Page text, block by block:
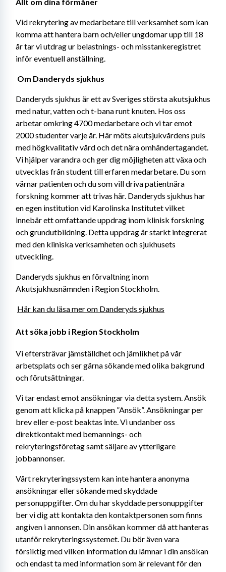
Vid rekrytering av medarbetare till verksamhet som kan
komma att hantera barn och/eller ungdomar upp till 18
år tar vi utdrag ur belastnings- och misstankeregistret
inför eventuell anställning.
Om Danderyds sjukhus
Danderyds sjukhus är ett av Sveriges största akutsjukhus
med natur, vatten och t-bana runt knuten. Hos oss
arbetar omkring 4700 medarbetare och vi tar emot
2000 studenter varje år. Här möts akutsjukvårdens puls
med högkvalitativ vård och det nära omhändertagandet.
Vi hjälper varandra och ger dig möjligheten att växa och
utvecklas från student till erfaren medarbetare. Du som
värnar patienten och du som vill driva patientnära
forskning kommer att trivas här. Danderyds sjukhus har
en egen institution vid Karolinska Institutet vilket
innebär ett omfattande uppdrag inom klinisk forskning
och grundutbildning. Detta uppdrag är starkt integrerat
med den kliniska verksamheten och sjukhusets
utveckling.
Danderyds sjukhus en förvaltning inom
Akutsjukhusnämnden i Region Stockholm.
Här kan du läsa mer om Danderyds sjukhus
Att söka jobb i Region Stockholm
Vi eftersträvar jämställdhet och jämlikhet på vår
arbetsplats och ser gärna sökande med olika bakgrund
och förutsättningar.
Vi tar endast emot ansökningar via detta system. Ansök
genom att klicka på knappen ”Ansök”. Ansökningar per
brev eller e-post beaktas inte. Vi undanber oss
direktkontakt med bemannings- och
rekryteringsföretag samt säljare av ytterligare
jobbannonser.
Vårt rekryteringssystem kan inte hantera anonyma
ansökningar eller sökande med skyddade
personuppgifter. Om du har skyddade personuppgifter
ber vi dig att kontakta den kontaktpersonen som finns
angiven i annonsen. Din ansökan kommer då att hanteras
utanför rekryteringssystemet. Du bör även vara
försiktig med vilken information du lämnar i din ansökan
och endast ta med information som är relevant för den